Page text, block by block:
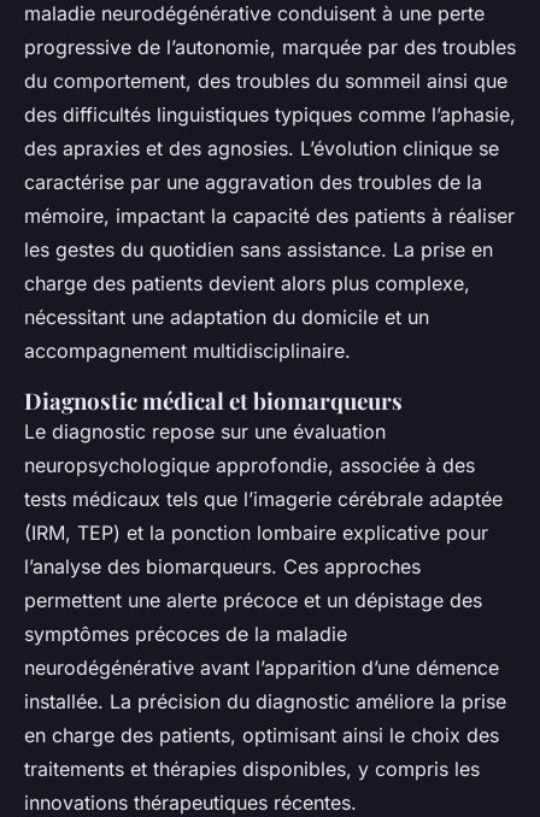
maladie neurodégénérative conduisent à une perte
progressive de l’autonomie, marquée par des troubles
du comportement, des troubles du sommeil ainsi que
des difficultés linguistiques typiques comme l’aphasie,
des apraxies et des agnosies. L’évolution clinique se
caractérise par une aggravation des troubles de la
mémoire, impactant la capacité des patients à réaliser
les gestes du quotidien sans assistance. La prise en
charge des patients devient alors plus complexe,
nécessitant une adaptation du domicile et un
accompagnement multidisciplinaire.
Diagnostic médical et biomarqueurs
Le diagnostic repose sur une évaluation
neuropsychologique approfondie, associée à des
tests médicaux tels que l’imagerie cérébrale adaptée
(IRM, TEP) et la ponction lombaire explicative pour
l’analyse des biomarqueurs. Ces approches
permettent une alerte précoce et un dépistage des
symptômes précoces de la maladie
neurodégénérative avant l’apparition d’une démence
installée. La précision du diagnostic améliore la prise
en charge des patients, optimisant ainsi le choix des
traitements et thérapies disponibles, y compris les
innovations thérapeutiques récentes.